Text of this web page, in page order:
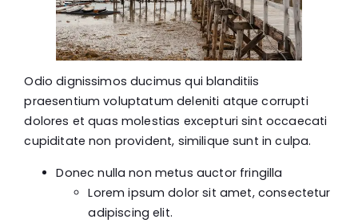
Odio dignissimos ducimus qui blanditiis
praesentium voluptatum deleniti atque corrupti
dolores et quas molestias excepturi sint occaecati
cupiditate non provident, similique sunt in culpa.
Donec nulla non metus auctor fringilla
Lorem ipsum dolor sit amet, consectetur
adipiscing elit.